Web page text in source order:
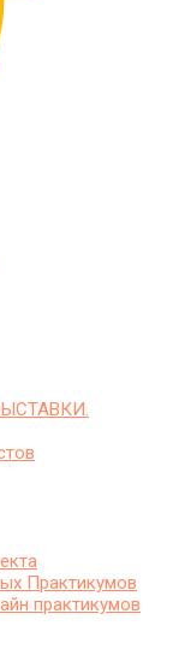
Практикумов
практикумов